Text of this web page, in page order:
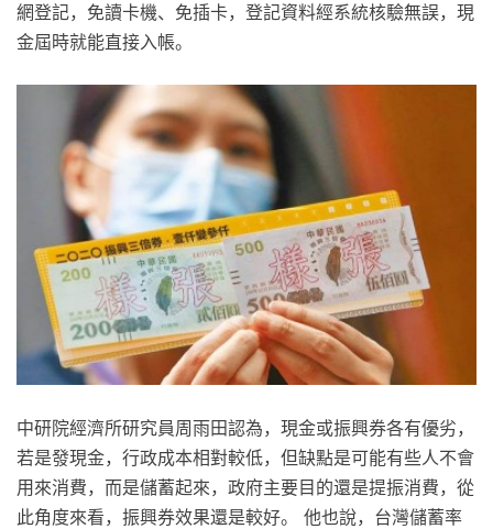
網登記，免讀卡機、免插卡，登記資料經系統核驗無誤，現
金屆時就能直接入帳。
中研院經濟所研究員周雨田認為，現金或振興券各有優劣，
若是發現金，行政成本相對較低，但缺點是可能有些人不會
用來消費，而是儲蓄起來，政府主要目的還是提振消費，從
此角度來看，振興券效果還是較好。 他也說，台灣儲蓄率